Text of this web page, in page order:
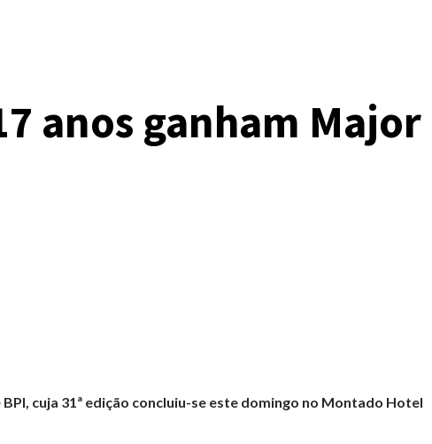
anos ganham Major
cuja 31ª edição concluiu-se este domingo no Montado Hotel